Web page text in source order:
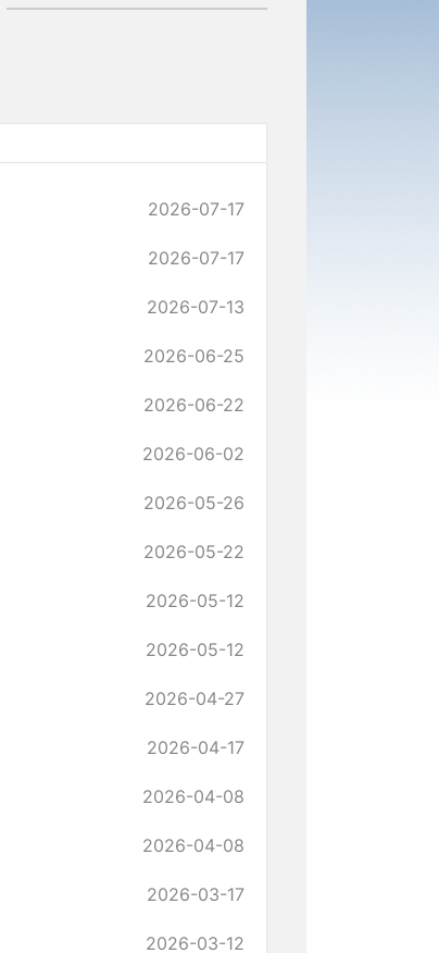
2026-07-17
2026-07-17
2026-07-13
2026-06-25
2026-06-22
2026-06-02
2026-05-26
2026-05-22
2026-05-12
2026-05-12
2026-04-27
2026-04-17
2026-04-08
2026-04-08
2026-03-17
2026-03-12